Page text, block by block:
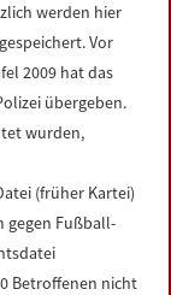
werden hier
Vor
2009 hat das
übergeben.
wurden,
(früher Kartei)
gegen Fußball-
Betroffenen nicht